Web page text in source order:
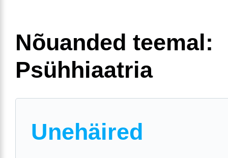
Nõuanded teemal:
Psühhiaatria
Unehäired